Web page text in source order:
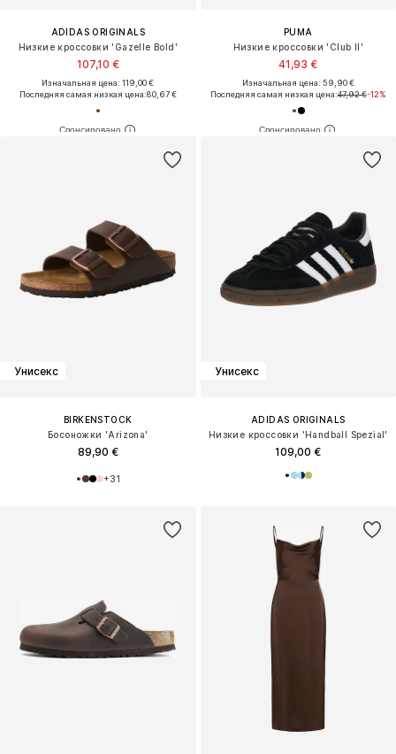
ADIDAS ORIGINALS
Низкие кроссовки 'Gazelle Bold'
107,10 €
Изначальная цена: 119,00 €
Последняя самая низкая цена:80,67 €
PUMA
Низкие кроссовки 'Club II'
41,93 €
Изначальная цена: 59,90 €
Последняя самая низкая цена:47,92 €-12%
Унисекс
BIRKENSTOCK
Босоножки 'Arizona'
89,90 €
+31
Унисекс
ADIDAS ORIGINALS
Низкие кроссовки 'Handball Spezial'
109,00 €